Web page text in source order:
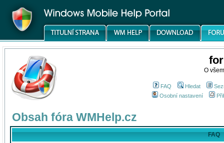
O
FAQ Hledat
Osobní nastavení
Obsah fóra WMHelp.cz
FAQ